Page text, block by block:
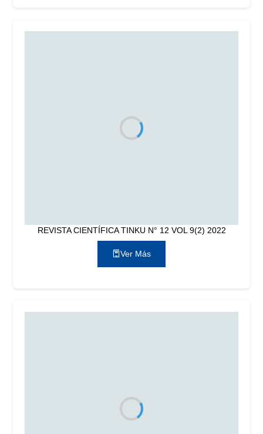
REVISTA CIENTÍFICA TINKU N° 12 VOL 9(2) 2022
Ver Más